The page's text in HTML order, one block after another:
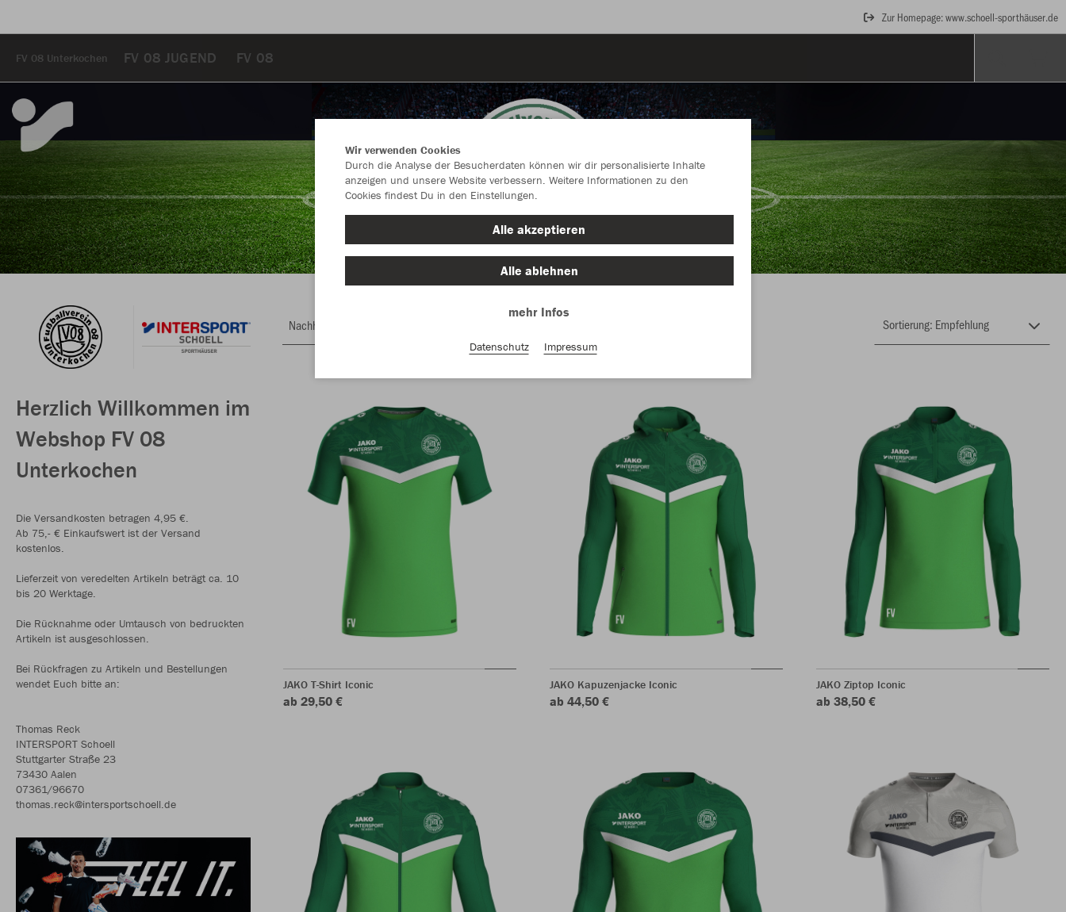
Zur Homepage: www.schoell-sporthäuser.de
FV 08 Unterkochen FV 08 JUGEND FV 08
Herzlich Willkommen im
Webshop FV 08
Unterkochen
Die Versandkosten betragen 4,95 €.
Ab 75,- € Einkaufswert ist der Versand
kostenlos.
Lieferzeit von veredelten Artikeln beträgt ca. 10
bis 20 Werktage.
Die Rücknahme oder Umtausch von bedruckten
Artikeln ist ausgeschlossen.
Bei Rückfragen zu Artikeln und Bestellungen
wendet Euch bitte an:
Thomas Reck
INTERSPORT Schoell
Stuttgarter Straße 23
73430 Aalen
07361/96670
thomas.reck@intersportschoell.de
Nachhaltig
JAKO T-Shirt Iconic
ab 29,50 €
JAKO Kapuzenjacke Iconic
ab 44,50 €
JAKO Ziptop Iconic
ab 38,50 €
Wir verwenden Cookies
Durch die Analyse der Besucherdaten können wir dir personalisierte Inhalte
anzeigen und unsere Website verbessern. Weitere Informationen zu den
Cookies findest Du in den Einstellungen.
Alle akzeptieren
Alle ablehnen
mehr Infos
Datenschutz Impressum